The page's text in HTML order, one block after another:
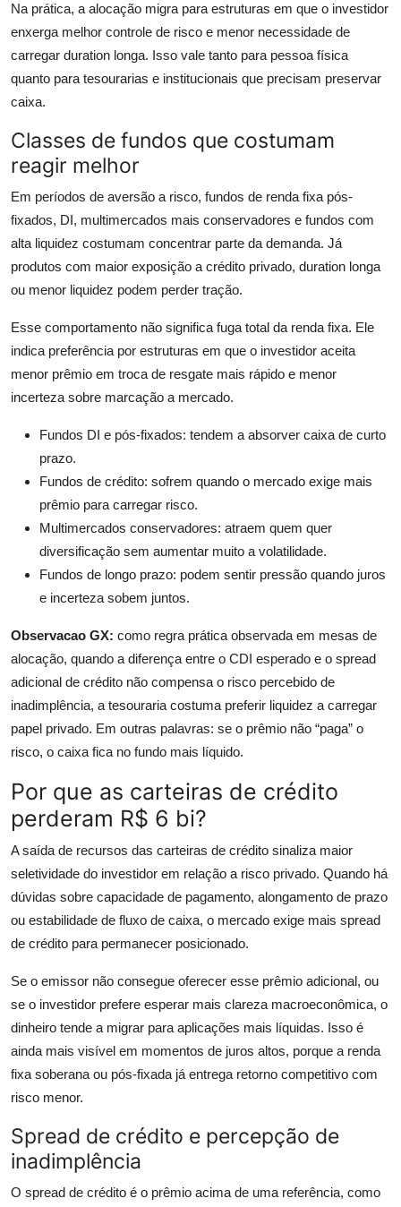
Na prática, a alocação migra para estruturas em que o investidor
enxerga melhor controle de risco e menor necessidade de
carregar duration longa. Isso vale tanto para pessoa física
quanto para tesourarias e institucionais que precisam preservar
caixa.
Classes de fundos que costumam
reagir melhor
Em períodos de aversão a risco, fundos de renda fixa pós-
fixados, DI, multimercados mais conservadores e fundos com
alta liquidez costumam concentrar parte da demanda. Já
produtos com maior exposição a crédito privado, duration longa
ou menor liquidez podem perder tração.
Esse comportamento não significa fuga total da renda fixa. Ele
indica preferência por estruturas em que o investidor aceita
menor prêmio em troca de resgate mais rápido e menor
incerteza sobre marcação a mercado.
Fundos DI e pós-fixados: tendem a absorver caixa de curto
prazo.
Fundos de crédito: sofrem quando o mercado exige mais
prêmio para carregar risco.
Multimercados conservadores: atraem quem quer
diversificação sem aumentar muito a volatilidade.
Fundos de longo prazo: podem sentir pressão quando juros
e incerteza sobem juntos.
Observacao GX: como regra prática observada em mesas de
alocação, quando a diferença entre o CDI esperado e o spread
adicional de crédito não compensa o risco percebido de
inadimplência, a tesouraria costuma preferir liquidez a carregar
papel privado. Em outras palavras: se o prêmio não “paga” o
risco, o caixa fica no fundo mais líquido.
Por que as carteiras de crédito
perderam R$ 6 bi?
A saída de recursos das carteiras de crédito sinaliza maior
seletividade do investidor em relação a risco privado. Quando há
dúvidas sobre capacidade de pagamento, alongamento de prazo
ou estabilidade de fluxo de caixa, o mercado exige mais spread
de crédito para permanecer posicionado.
Se o emissor não consegue oferecer esse prêmio adicional, ou
se o investidor prefere esperar mais clareza macroeconômica, o
dinheiro tende a migrar para aplicações mais líquidas. Isso é
ainda mais visível em momentos de juros altos, porque a renda
fixa soberana ou pós-fixada já entrega retorno competitivo com
risco menor.
Spread de crédito e percepção de
inadimplência
O spread de crédito é o prêmio acima de uma referência, como